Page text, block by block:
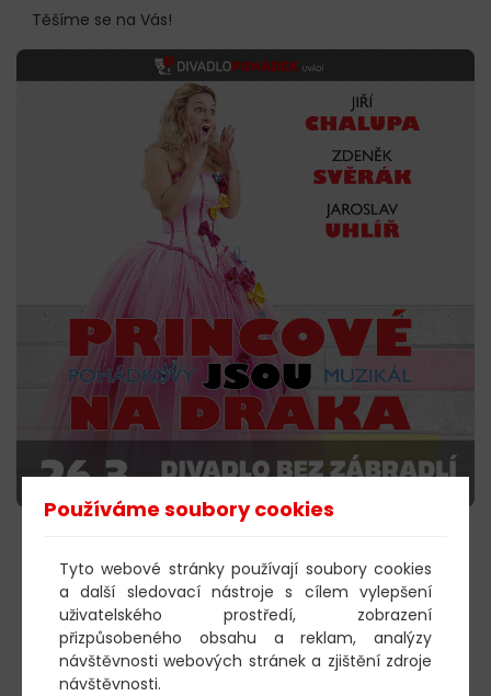
Těšíme se na Vás!
KOUPIT VSTUPENKY
603 805 271
Používáme soubory cookies
Tyto webové stránky používají soubory cookies
a další sledovací nástroje s cílem vylepšení
uživatelského prostředí, zobrazení
přizpůsobeného obsahu a reklam, analýzy
návštěvnosti webových stránek a zjištění zdroje
návštěvnosti.